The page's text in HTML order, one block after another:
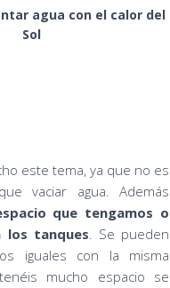
agua con el calor del
Sol
este tema, ya que no es
vaciar agua. Además
que tengamos o
los tanques. Se pueden
iguales con la misma
mucho espacio se